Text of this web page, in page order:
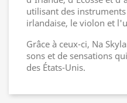
utilisant des
irlandaise, le violon et
Grâce à ceux-ci, Na
sons et de sensations
des États-Unis.